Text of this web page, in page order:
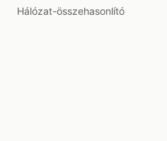
Hálózat-összehasonlító